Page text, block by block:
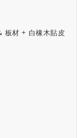
板材 + 白橡木貼皮